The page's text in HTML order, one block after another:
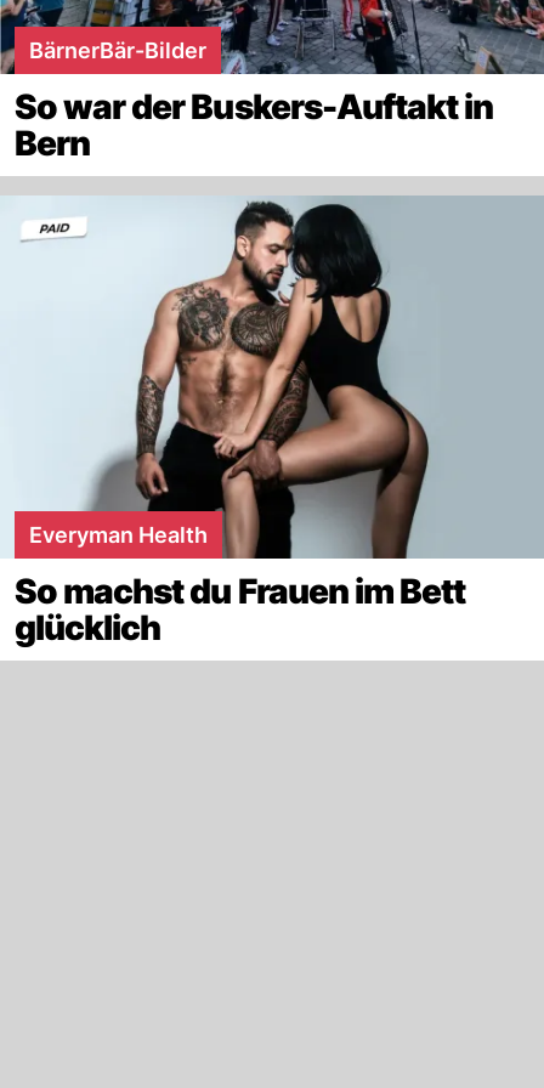
BärnerBär-Bilder
So war der Buskers-Auftakt in
Bern
Everyman Health
So machst du Frauen im Bett
glücklich